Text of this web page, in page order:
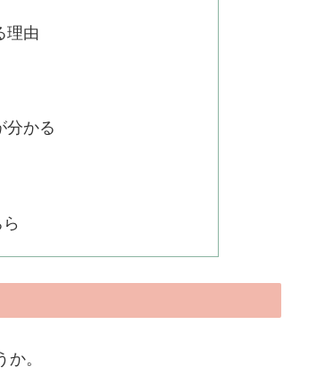
理由
分かる
。